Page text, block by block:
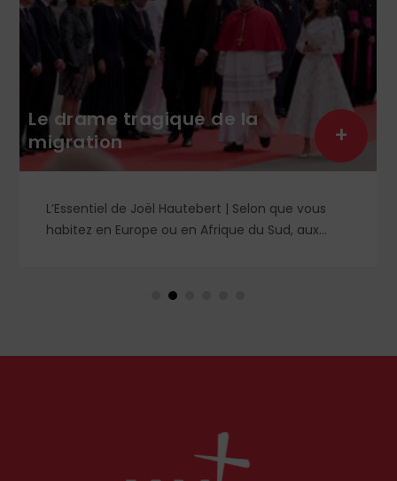
Le drame tragique de la
migration
L’Essentiel de Joël Hautebert | Selon que vous
habitez en Europe ou en Afrique du Sud, aux
événements aux Pays-Bas ou en Irlande
comme l'a rappelé Léon XIV récemment.
+